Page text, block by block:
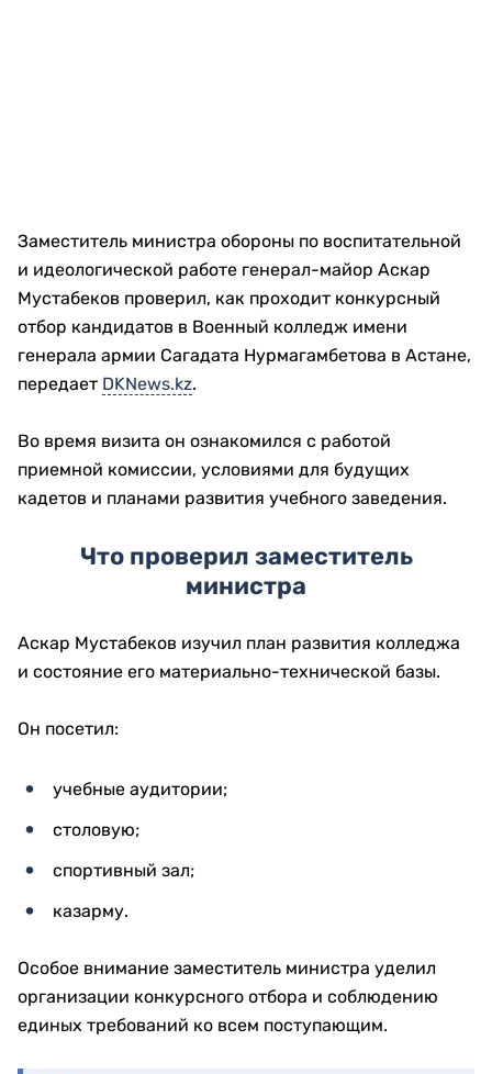
Заместитель министра обороны по воспитательной
и идеологической работе генерал-майор Аскар
Мустабеков проверил, как проходит конкурсный
отбор кандидатов в Военный колледж имени
генерала армии Сагадата Нурмагамбетова в Астане,
передает DKNews.kz.
Во время визита он ознакомился с работой
приемной комиссии, условиями для будущих
кадетов и планами развития учебного заведения.
Что проверил заместитель
министра
Аскар Мустабеков изучил план развития колледжа
и состояние его материально-технической базы.
Он посетил:
учебные аудитории;
столовую;
спортивный зал;
казарму.
Особое внимание заместитель министра уделил
организации конкурсного отбора и соблюдению
единых требований ко всем поступающим.